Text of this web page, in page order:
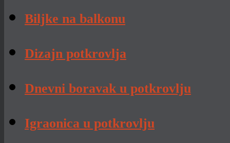
Biljke na balkonu
Dizajn potkrovlja
Dnevni boravak u potkrovlju
Igraonica u potkrovlju